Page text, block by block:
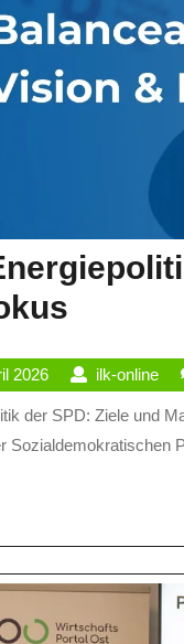
Der
SPD:
Im
Fokus
202620
April
2026
ilk-onlineilk-
Sozialdemokratischen